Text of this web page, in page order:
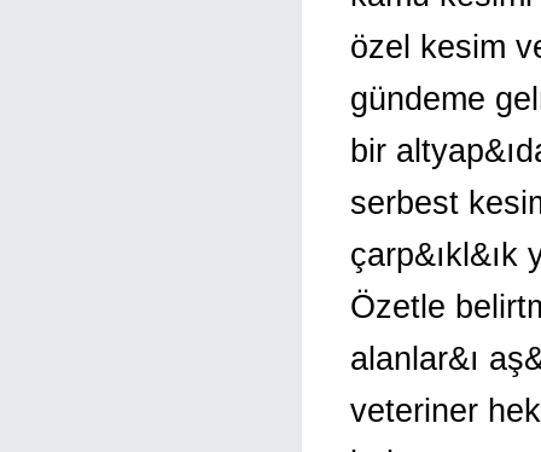
özel kesim
gündeme
bir
serbest
çarp&ıkl&ık
Özetle
alanlar&ı
veteriner